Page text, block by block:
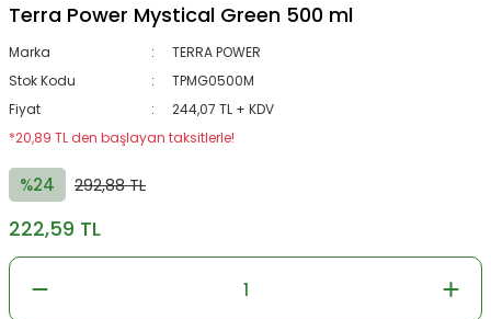
Terra Power Mystical Green 500 ml
Marka
TERRA POWER
Stok Kodu
TPMG0500M
Fiyat
244,07 TL + KDV
*20,89 TL den başlayan taksitlerle!
%24 292,88 TL
222,59 TL